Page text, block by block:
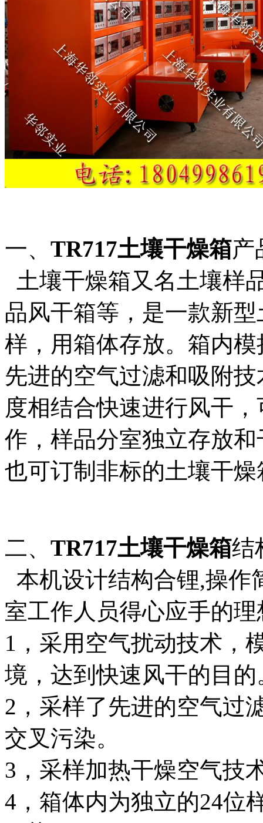
一、 TR717土壤干燥箱产
土壤干燥箱又名土壤样
品风干箱等，是一款新
样，用箱体存放。箱内
先进的空气过滤和吸附
度相结合快速进行风干
作，样品分室独立存放
也可订制非标的土壤干
二、 TR717土壤干燥箱结
本机设计结构合锂,操作
室工作人员得心应手的
1，采用空气扰动技术，
境，达到快速风干的目的
2，采样了先进的空气过
交叉污染。
3，采样加热干燥空气技
4，箱体内为独立的24位